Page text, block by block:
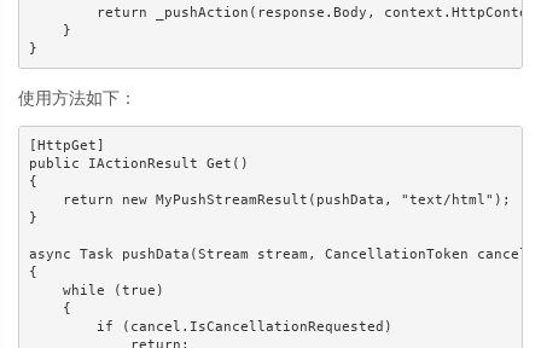
return _pushAction(response.Body,
    }
}
使用方法如下：
[HttpGet]
public IActionResult Get()
{
    return new MyPushStreamResult(pushData, "text/html");
}
async Task pushData(Stream stream, CancellationToken cancel)
{
    while (true)
    {
        if (cancel.IsCancellationRequested)